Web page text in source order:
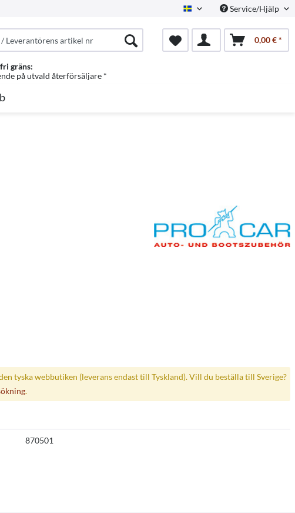
Swedish Service/Hjälp
0,00 € *
gräns:
på utvald återförsäljare *
tyska webbutiken (leverans endast till Tyskland). Vill du beställa till Sverige?
.
870501